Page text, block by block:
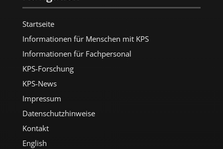
Startseite
Informationen für Menschen mit KPS
Informationen für Fachpersonal
KPS-Forschung
KPS-News
Impressum
Datenschutzhinweise
Kontakt
English